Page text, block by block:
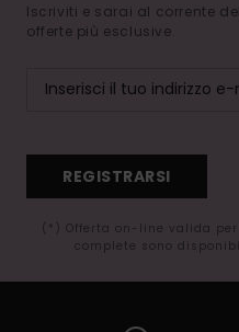
Iscriviti e sarai al corrente
offerte più esclusive.
REGISTRARSI
(*) Offerta on-line valida
complete sono